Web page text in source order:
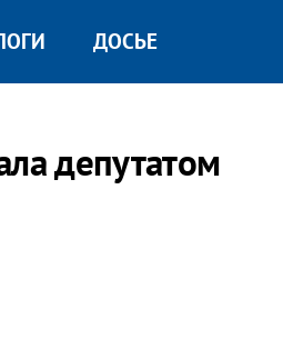
ДОСЬЕ
депутатом